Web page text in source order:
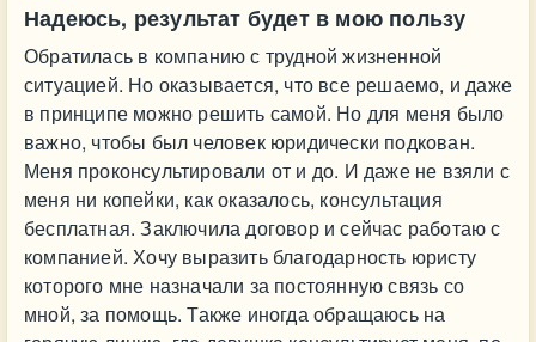
Надеюсь, результат будет в мою пользу
Обратилась в компанию с трудной жизненной
ситуацией. Но оказывается, что все решаемо, и даже
в принципе можно решить самой. Но для меня было
важно, чтобы был человек юридически подкован.
Меня проконсультировали от и до. И даже не взяли с
меня ни копейки, как оказалось, консультация
бесплатная. Заключила договор и сейчас работаю с
компанией. Хочу выразить благодарность юристу
которого мне назначали за постоянную связь со
мной, за помощь. Также иногда обращаюсь на